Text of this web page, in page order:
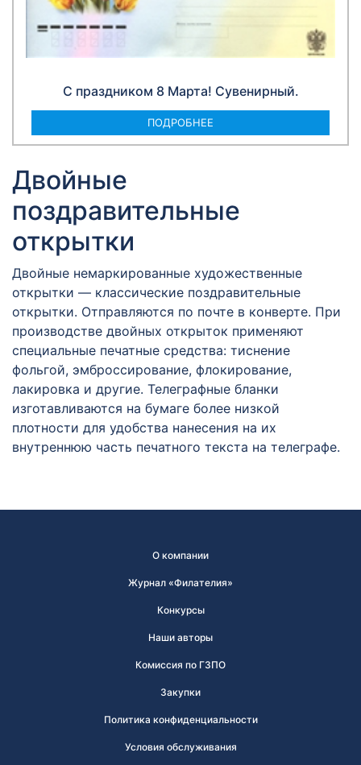
С праздником 8 Марта! Сувенирный.
ПОДРОБНЕЕ
Двойные
поздравительные
открытки
Двойные немаркированные художественные
открытки — классические поздравительные
открытки. Отправляются по почте в конверте. При
производстве двойных открыток применяют
специальные печатные средства: тиснение
фольгой, эмброссирование, флокирование,
лакировка и другие. Телеграфные бланки
изготавливаются на бумаге более низкой
плотности для удобства нанесения на их
внутреннюю часть печатного текста на телеграфе.
О компании
Журнал «Филателия»
Конкурсы
Наши авторы
Комиссия по ГЗПО
Закупки
Политика конфиденциальности
Условия обслуживания